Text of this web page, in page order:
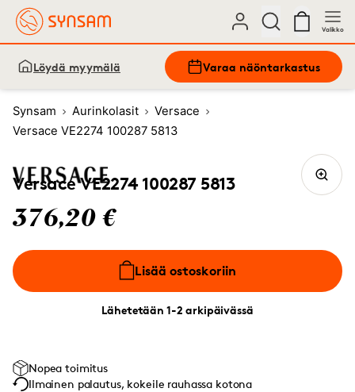
Valikko
Löydä myymälä Varaa näöntarkastus
Synsam Aurinkolasit
Versace
Versace VE2274 100287 5813
Versace VE2274 100287 5813
376,20 €
Lisää ostoskoriin
Lähetetään 1-2 arkipäivässä
Nopea toimitus
Ilmainen palautus, kokeile rauhassa kotona